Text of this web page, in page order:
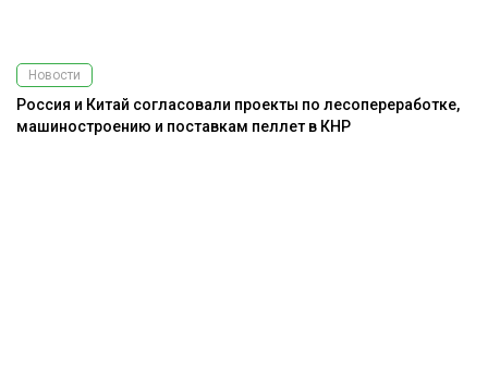
Новости
Россия и Китай согласовали проекты по лесопереработке,
машиностроению и поставкам пеллет в КНР